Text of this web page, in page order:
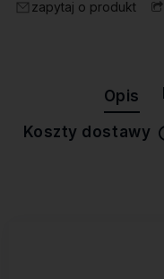
zapytaj o produkt
Opis
Koszty dostawy